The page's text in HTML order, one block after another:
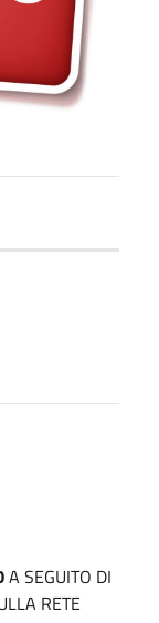
A SEGUITO DI
RETE